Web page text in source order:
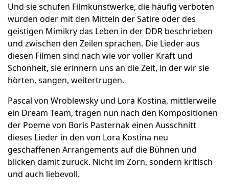
Und sie schufen Filmkunstwerke, die häufig verboten
wurden oder mit den Mitteln der Satire oder des
geistigen Mimikry das Leben in der DDR beschrieben
und zwischen den Zeilen sprachen. Die Lieder aus
diesen Filmen sind nach wie vor voller Kraft und
Schönheit, sie erinnern uns an die Zeit, in der wir sie
hörten, sangen, weitertrugen.
Pascal von Wroblewsky und Lora Kostina, mittlerweile
ein Dream Team, tragen nun nach den Kompositionen
der Poeme von Boris Pasternak einen Ausschnitt
dieses Lieder in den von Lora Kostina neu
geschaffenen Arrangements auf die Bühnen und
blicken damit zurück. Nicht im Zorn, sondern kritisch
und auch liebevoll.